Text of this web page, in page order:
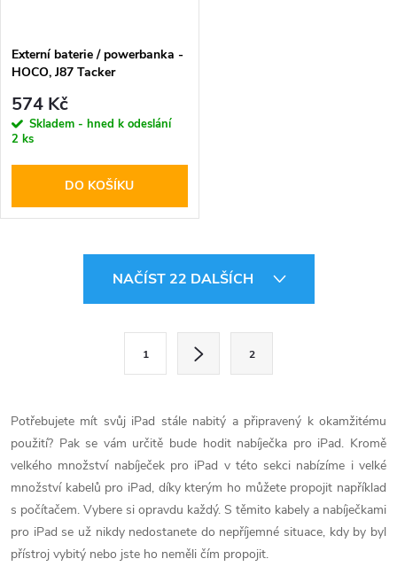
Externí baterie / powerbanka -
HOCO, J87 Tacker
Black
574 Kč
Skladem - hned k odeslání
2 ks
DO KOŠÍKU
d
a
c
í
p
NAČÍST 22 DALŠÍCH
á
n
k
o
v
á
n
1 2
Potřebujete mít svůj iPad stále nabitý a připravený k okamžitému
použití? Pak se vám určitě bude hodit nabíječka pro iPad. Kromě
velkého množství nabíječek pro iPad v této sekci nabízíme i velké
množství kabelů pro iPad, díky kterým ho můžete propojit například
s počítačem. Vybere si opravdu každý. S těmito kabely a nabíječkami
pro iPad se už nikdy nedostanete do nepříjemné situace, kdy by byl
přístroj vybitý nebo jste ho neměli čím propojit.